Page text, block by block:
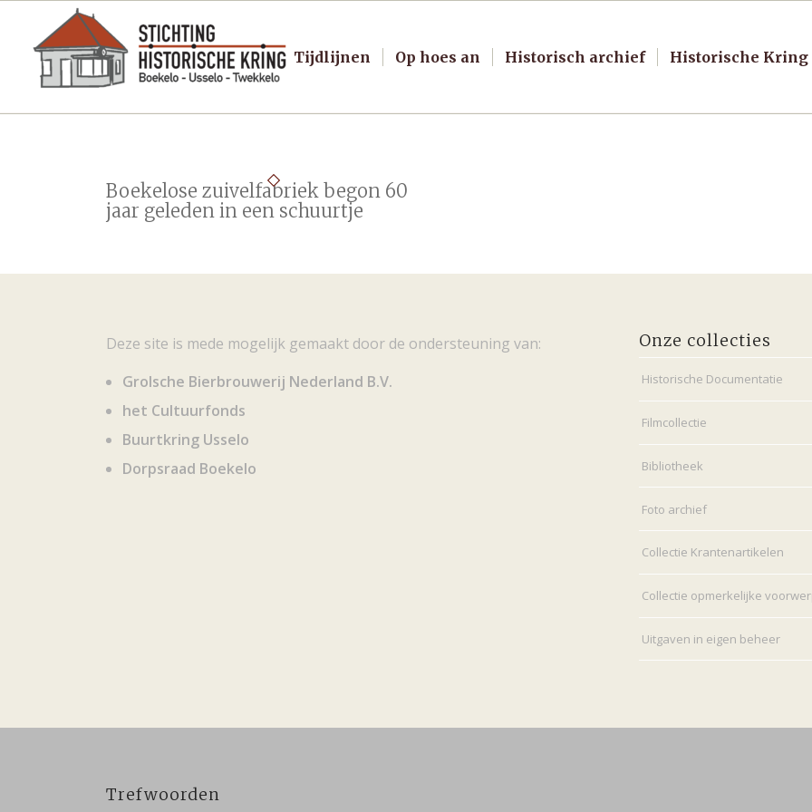
Tijdlijnen Op hoes an Historisch archief Historische Kring
Boekelose zuivelfabriek begon 60
jaar geleden in een schuurtje
Deze site is mede mogelijk gemaakt door de ondersteuning van:
Grolsche Bierbrouwerij Nederland B.V.
het Cultuurfonds
Buurtkring Usselo
Dorpsraad Boekelo
Onze collecties
Historische Documentatie
Filmcollectie
Bibliotheek
Foto archief
Collectie Krantenartikelen
Collectie opmerkelijke
Uitgaven in eigen beheer
Trefwoorden